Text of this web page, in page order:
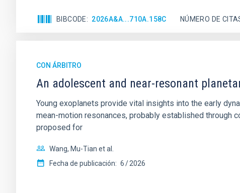
BIBCODE 2026A&A...710A.158C NÚMERO DE
CON ÁRBITRO
An adolescent and near-resonant
Young exoplanets provide vital insights into the early
mean-motion resonances, probably established through
proposed for
Wang, Mu-Tian et al.
Fecha de publicación: 6 2026